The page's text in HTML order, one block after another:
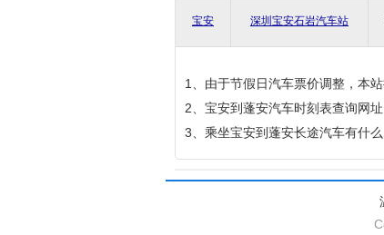
宝安 深圳宝安石岩汽车站
1、由于节假日汽车票价调整，本
2、宝安到蓬安汽车时刻表查询网
3、乘坐宝安到蓬安长途汽车有什